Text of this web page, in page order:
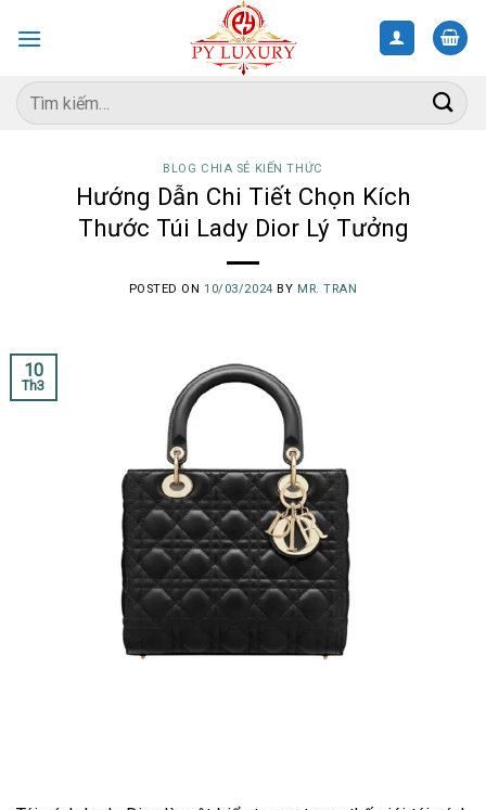
Tìm
kiếm:
BLOG CHIA SẺ KIẾN THỨC
Hướng Dẫn Chi Tiết Chọn Kích
Thước Túi Lady Dior Lý Tưởng
POSTED ON10/03/2024 BY MR. TRAN
10
Th3